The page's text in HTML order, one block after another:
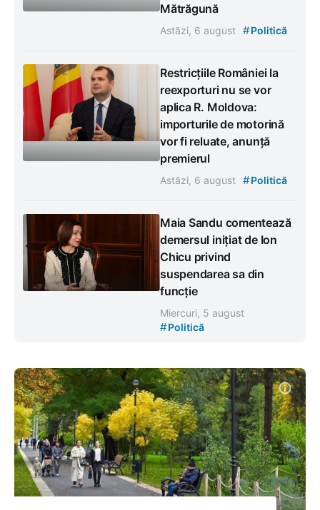
Mătrăgună
Astăzi, 6 august #Politică
Restricțiile României la
reexporturi nu se vor
aplica R. Moldova:
importurile de motorină
vor fi reluate, anunță
premierul
Astăzi, 6 august #Politică
Maia Sandu comentează
demersul inițiat de Ion
Chicu privind
suspendarea sa din
funcție
Miercuri, 5 august
#Politică